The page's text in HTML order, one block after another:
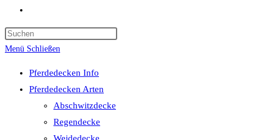
umschalten
Menü Schließen
Pferdedecken Info
Pferdedecken Arten
Abschwitzdecke
Regendecke